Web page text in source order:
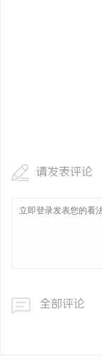
请发表评论
全部评论